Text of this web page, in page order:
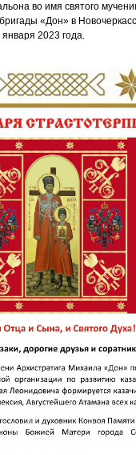
во имя святого
«Дон» в
2023 года.